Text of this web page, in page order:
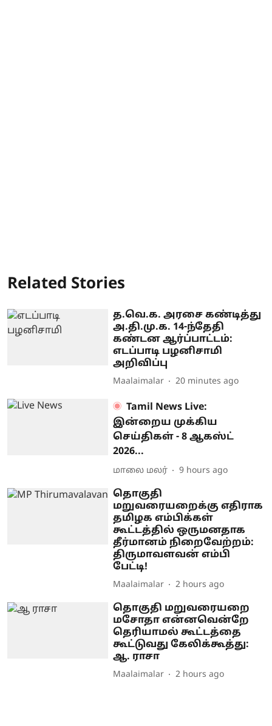
Related Stories
த.வெ.க. அரசை கண்டித்து
அ.தி.மு.க. 14-ந்தேதி
கண்டன ஆர்ப்பாட்டம்:
எடப்பாடி பழனிசாமி
அறிவிப்பு
Maalaimalar 20 minutes ago
Tamil News Live:
இன்றைய முக்கிய
செய்திகள் - 8 ஆகஸ்ட்
2026...
மாலை மலர் 9 hours ago
தொகுதி
மறுவரையறைக்கு எதிராக
தமிழக எம்பிக்கள்
கூட்டத்தில் ஒருமனதாக
தீர்மானம் நிறைவேற்றம்:
திருமாவளவன் எம்பி
பேட்டி!
Maalaimalar 2 hours ago
தொகுதி மறுவரையறை
மசோதா என்னவென்றே
தெரியாமல் கூட்டத்தை
கூட்டுவது கேலிக்கூத்து:
ஆ. ராசா
Maalaimalar 2 hours ago